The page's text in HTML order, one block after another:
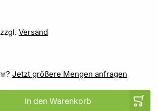
Versand
Jetzt größere Mengen anfragen
In den Warenkorb